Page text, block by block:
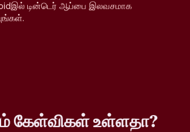
டின்டெர் ஆப்பை இலவசமாக
கேள்விகள் உள்ளதா?